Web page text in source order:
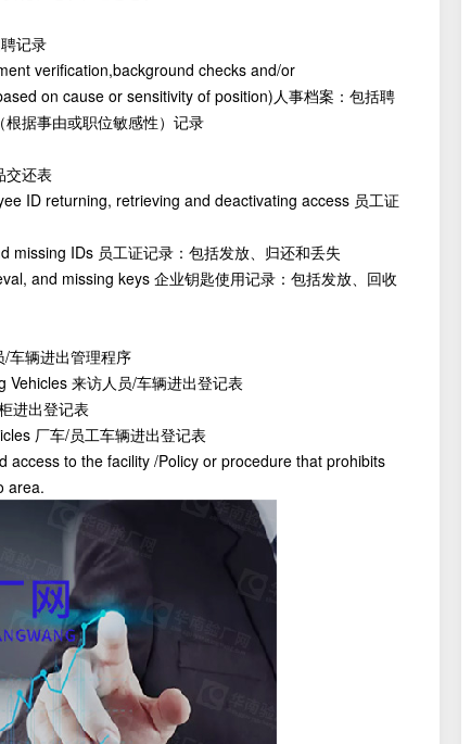
记录
verification,background checks and/or
on cause or sensitivity of position)人事档案：包括聘
据事由或职位敏感性）记录
还表
ID returning, retrieving and deactivating access 员工证
IDs 员工证记录：包括发放、归还和丢失
and missing keys 企业钥匙使用记录：包括发放、回收
辆进出管理程序
来访人员/车辆进出登记表
进出登记表
厂车/员工车辆进出登记表
to the facility /Policy or procedure that prohibits
area.